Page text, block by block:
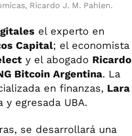
Ricardo J. M. Pahlen.
el experto en
Capital; el economista
y el abogado Ricardo
Bitcoin Argentina. La
en finanzas, Lara
y egresada UBA.
se desarrollará una